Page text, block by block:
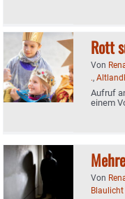
Rott
Von
.,
Aufruf
einem
Von
Blaulicht